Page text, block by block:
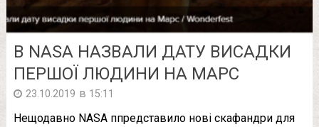
В NASA НАЗВАЛИ ДАТУ ВИСАДКИ
ПЕРШОЇ ЛЮДИНИ НА МАРС
23.10.2019 в 15:11
Нещодавно NASA ппредставило нові скафандри для